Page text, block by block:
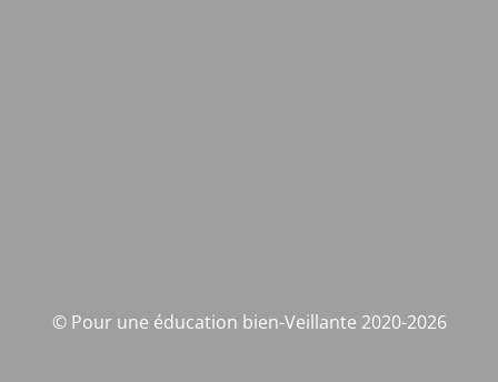
© Pour une éducation bien-Veillante 2020-2026